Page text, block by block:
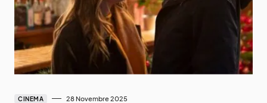
CINEMA 28 Novembre 2025